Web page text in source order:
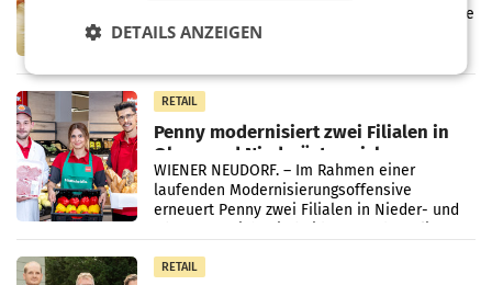
Über den gesamten August hinweg rücken die
Altstoff Recycling Austria AG (ARA) und der
„Kreislauf-Helden“ in allen österreichischen
Müller-Filialen
RETAIL
Penny modernisiert zwei Filialen in
Ober- und Niederösterreich
WIENER NEUDORF. – Im Rahmen einer
laufenden Modernisierungsoffensive
erneuert Penny zwei Filialen in Nieder- und
RETAIL
DETAILS ANZEIGEN